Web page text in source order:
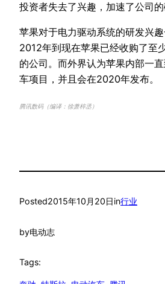
投资者失去了兴趣，加速了公司的
苹果对于电力驱动系统的研发兴
2012年到现在苹果已经收购了至
的公司。而外界认为苹果内部一
车项目，并且会在2020年发布。
腾讯数码（编译：徐萧梓丞）
Posted2015年10月20日in行业
by电动志
Tags: